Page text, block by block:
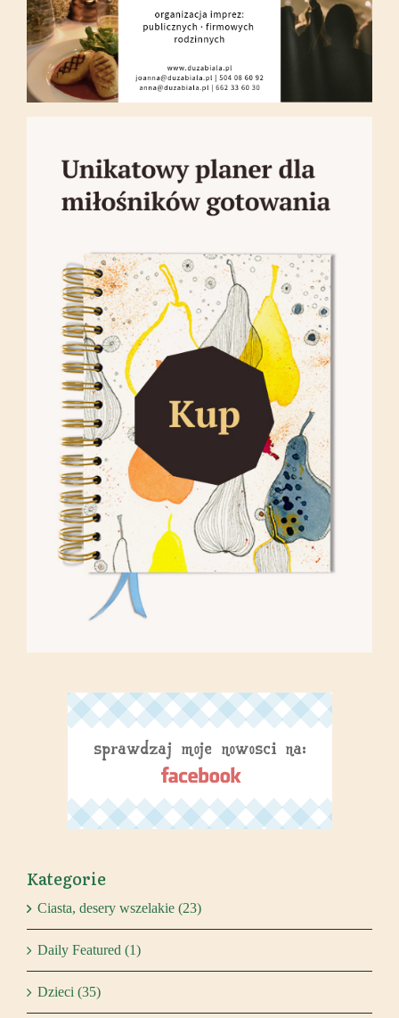
Kategorie
Ciasta, desery wszelakie (23)
Daily Featured (1)
Dzieci (35)